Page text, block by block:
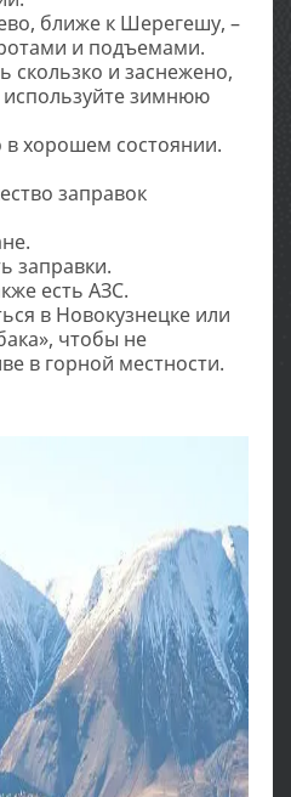
ближе к Шерегешу, –
и подъемами.
и заснежено,
используйте зимнюю
хорошем состоянии.
заправок
заправки.
есть АЗС.
в Новокузнецке или
чтобы не
в горной местности.